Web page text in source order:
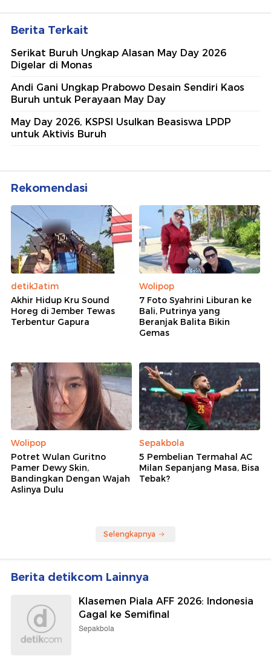
Berita Terkait
Serikat Buruh Ungkap Alasan May Day 2026
Digelar di Monas
Andi Gani Ungkap Prabowo Desain Sendiri Kaos
Buruh untuk Perayaan May Day
May Day 2026, KSPSI Usulkan Beasiswa LPDP
untuk Aktivis Buruh
Rekomendasi
detikJatim
Akhir Hidup Kru Sound
Horeg di Jember Tewas
Terbentur Gapura
Wolipop
7 Foto Syahrini Liburan ke
Bali, Putrinya yang
Beranjak Balita Bikin
Gemas
Wolipop
Potret Wulan Guritno
Pamer Dewy Skin,
Bandingkan Dengan Wajah
Aslinya Dulu
Sepakbola
5 Pembelian Termahal AC
Milan Sepanjang Masa, Bisa
Tebak?
Selengkapnya
Berita detikcom Lainnya
Klasemen Piala AFF 2026: Indonesia
Gagal ke Semifinal
Sepakbola